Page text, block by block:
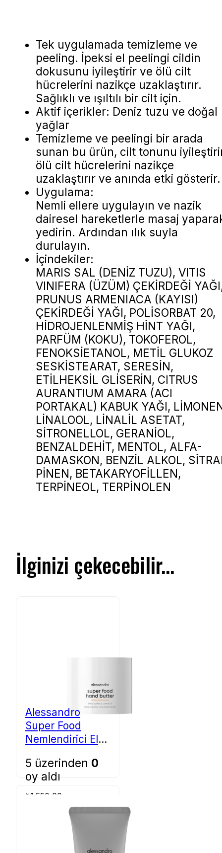
Tek uygulamada temizleme ve
peeling. İpeksi el peelingi cildin
dokusunu iyileştirir ve ölü cilt
hücrelerini nazikçe uzaklaştırır.
Sağlıklı ve ışıltılı bir cilt için.
Aktif içerikler: Deniz tuzu ve doğal
yağlar
Temizleme ve peelingi bir arada
sunan bu ürün, cilt tonunu
ölü cilt hücrelerini nazikçe
uzaklaştırır ve anında etki gösterir.
Uygulama:
Nemli ellere uygulayın ve nazik
dairesel hareketlerle masaj
yedirin. Ardından ılık suyla
durulayın.
İçindekiler:
MARIS SAL (DENİZ TUZU), VITIS
VINIFERA (ÜZÜM) ÇEKİRDEĞİ
PRUNUS ARMENIACA (KAYISI)
ÇEKİRDEĞİ YAĞI, POLİSORBAT 20,
HİDROJENLENMİŞ HİNT YAĞI,
PARFÜM (KOKU), TOKOFEROL,
FENOKSİETANOL, METİL GLUKOZ
SESKİSTEARAT, SERESİN,
ETİLHEKSİL GLİSERİN, CITRUS
AURANTIUM AMARA (ACI
PORTAKAL) KABUK YAĞI,
LİNALOOL, LİNALİL ASETAT,
SİTRONELLOL, GERANİOL,
BENZALDEHİT, MENTOL, ALFA-
DAMASKON, BENZİL ALKOL,
PİNEN, BETAKARYOFİLLEN,
TERPİNEOL, TERPİNOLEN
İlginizi çekecebilir...
Alessandro
Super Food
Nemlendirici El
004
5 üzerinden 0
oy aldı
₺1.550,00
Sepete Ekle